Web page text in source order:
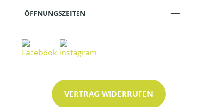
ÖFFNUNGSZEITEN
VERTRAG WIDERRUFEN